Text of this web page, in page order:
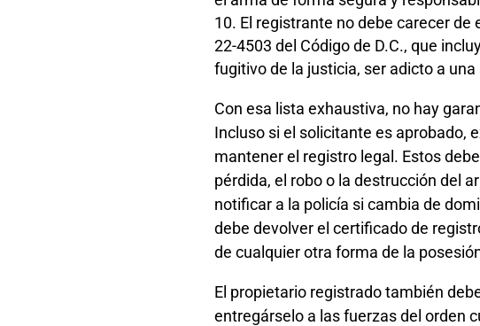
El registrante no debe carecer
22-4503 del Código de D.C., que
fugitivo de la justicia, ser adicto a
Con esa lista exhaustiva, no hay
Incluso si el solicitante es aprobado,
mantener el registro legal. Estos
pérdida, el robo o la destrucción del
notificar a la policía si cambia de
debe devolver el certificado de
de cualquier otra forma de la
El propietario registrado también
entregárselo a las fuerzas del orden